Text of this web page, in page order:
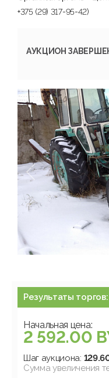
+375 (29) 317-95-42)
АУКЦИОН
Результаты торгов:
Начальная цена:
2 592.00
Шаг аукциона:
Сумма увеличения